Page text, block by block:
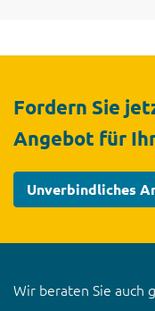
Fordern Sie
Angebot für
Unverbindliches
Wir beraten Sie auch